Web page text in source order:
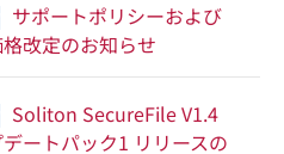
サポートポリシーおよび
改定のお知らせ
Soliton SecureFile V1.4
ートパック1 リリースの